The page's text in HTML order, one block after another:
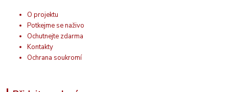
O projektu
Potkejme se naživo
Ochutnejte zdarma
Kontakty
Ochrana soukromí